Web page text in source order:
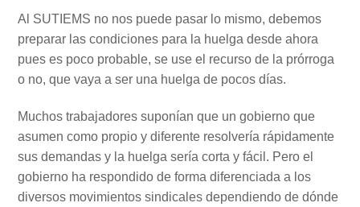
Al SUTIEMS no nos puede pasar lo mismo, debemos
preparar las condiciones para la huelga desde ahora
pues es poco probable, se use el recurso de la prórroga
o no, que vaya a ser una huelga de pocos días.
Muchos trabajadores suponían que un gobierno que
asumen como propio y diferente resolvería rápidamente
sus demandas y la huelga sería corta y fácil. Pero el
gobierno ha respondido de forma diferenciada a los
diversos movimientos sindicales dependiendo de dónde